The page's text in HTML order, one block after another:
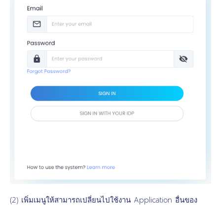
(2) เพิ่มเมนูให้สามารถเปลี่ยนไปใช้งาน Application อื่นของ